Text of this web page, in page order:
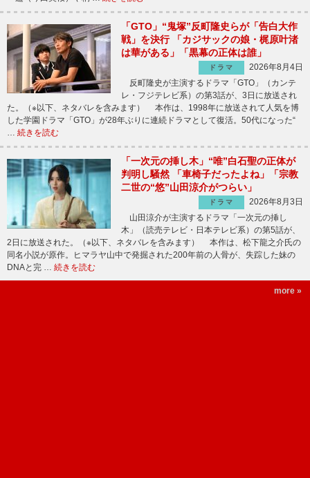
「GTO」“鬼塚”反町隆史らが「告白大作
戦」を決行 「カジサックの娘・梶原叶渚
は華がある」「黒幕の正体は誰」
ドラマ
2026年8月4日
反町隆史が主演するドラマ「GTO」（カンテ
レ・フジテレビ系）の第3話が、3日に放送され
た。（※以下、ネタバレを含みます） 本作は、1998年に放送されて人気を博
した学園ドラマ「GTO」が28年ぶりに連続ドラマとして復活。50代になった“
… 続きを読む
「一次元の挿し木」“唯”白石聖の正体が
判明し騒然 「車椅子だったよね」「宗教
二世の“悠”山田涼介がつらい」
ドラマ
2026年8月3日
山田涼介が主演するドラマ「一次元の挿し
木」（読売テレビ・日本テレビ系）の第5話が、
2日に放送された。（※以下、ネタバレを含みます） 本作は、松下龍之介氏の
同名小説が原作。ヒマラヤ山中で発掘された200年前の人骨が、失踪した妹の
DNAと完 … 続きを読む
more »